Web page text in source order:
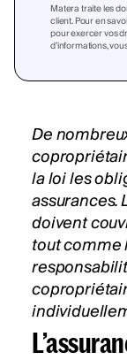
Matera traite les
client. Pour en
pour exercer vos
d’informations,
De
la loi les
assurances.
doivent
tout comme